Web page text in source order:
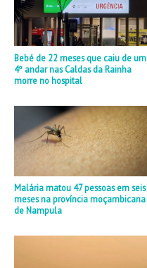
Bebé de 22 meses que caiu de um
4º andar nas Caldas da Rainha
morre no hospital
Malária matou 47 pessoas em seis
meses na província moçambicana
de Nampula